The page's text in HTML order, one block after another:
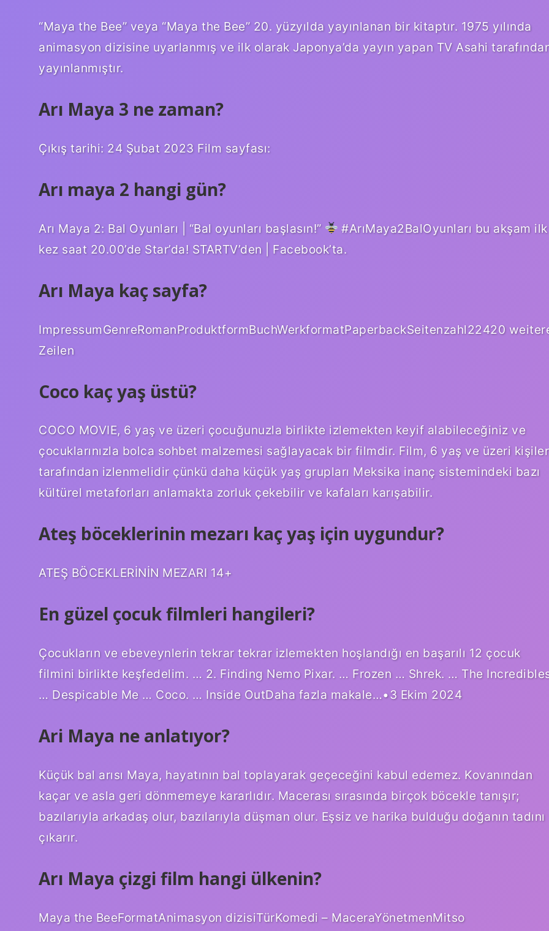
“Maya the Bee” veya “Maya the Bee” 20. yüzyılda yayınlanan bir kitaptır. 1975 yılında
animasyon dizisine uyarlanmış ve ilk olarak Japonya’da yayın yapan TV Asahi
yayınlanmıştır.
Arı Maya 3 ne zaman?
Çıkış tarihi: 24 Şubat 2023 Film sayfası:
Arı maya 2 hangi gün?
Arı Maya 2: Bal Oyunları | “Bal oyunları başlasın!”
#ArıMaya2BalOyunları bu akşam ilk
kez saat 20.00’de Star’da! STARTV’den | Facebook’ta.
Arı Maya kaç sayfa?
ImpressumGenreRomanProduktformBuchWerkformatPaperbackSeitenzahl22420
Zeilen
Coco kaç yaş üstü?
COCO MOVIE, 6 yaş ve üzeri çocuğunuzla birlikte izlemekten keyif alabileceğiniz ve
çocuklarınızla bolca sohbet malzemesi sağlayacak bir filmdir. Film, 6 yaş ve üzeri kişiler
tarafından izlenmelidir çünkü daha küçük yaş grupları Meksika inanç sistemindeki bazı
kültürel metaforları anlamakta zorluk çekebilir ve kafaları karışabilir.
Ateş böceklerinin mezarı kaç yaş için uygundur?
ATEŞ BÖCEKLERİNİN MEZARI 14+
En güzel çocuk filmleri hangileri?
Çocukların ve ebeveynlerin tekrar tekrar izlemekten hoşlandığı en başarılı 12 çocuk
filmini birlikte keşfedelim. … 2. Finding Nemo Pixar. … Frozen … Shrek. … The
… Despicable Me … Coco. … Inside OutDaha fazla makale…•3 Ekim 2024
Ari Maya ne anlatıyor?
Küçük bal arısı Maya, hayatının bal toplayarak geçeceğini kabul edemez. Kovanından
kaçar ve asla geri dönmemeye kararlıdır. Macerası sırasında birçok böcekle tanışır;
bazılarıyla arkadaş olur, bazılarıyla düşman olur. Eşsiz ve harika bulduğu doğanın tadını
çıkarır.
Arı Maya çizgi film hangi ülkenin?
Maya the BeeFormatAnimasyon dizisiTürKomedi – MaceraYönetmenMitso